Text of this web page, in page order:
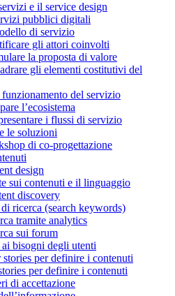
e il service design
pubblici digitali
di servizio
gli attori coinvolti
la proposta di valore
gli elementi costitutivi del
del servizio
l’ecosistema
i flussi di servizio
le soluzioni
di co-progettazione
design
sui contenuti e il linguaggio
discovery
ricerca (search keywords)
tramite analytics
sui forum
bisogni degli utenti
stories per definire i contenuti
per definire i contenuti
di accettazione